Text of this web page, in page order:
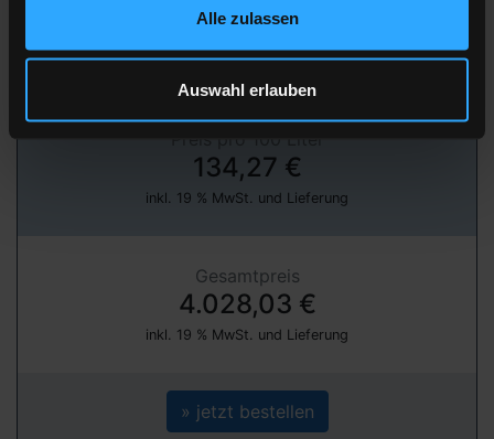
Alle zulassen
Auswahl erlauben
134,27 €
inkl. 19 % MwSt. und Lieferung
Gesamtpreis
4.028,03 €
inkl. 19 % MwSt. und Lieferung
» jetzt bestellen